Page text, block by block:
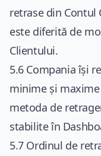
retrase din
este diferită de
Clientului.
5.6 Compania își
minime și
metoda de
stabilite în
5.7 Ordinul de